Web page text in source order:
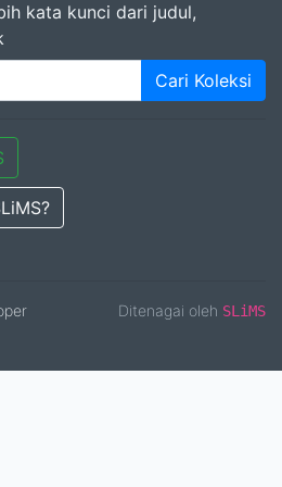
kata kunci dari judul,
Cari Koleksi
Ditenagai oleh SLiMS